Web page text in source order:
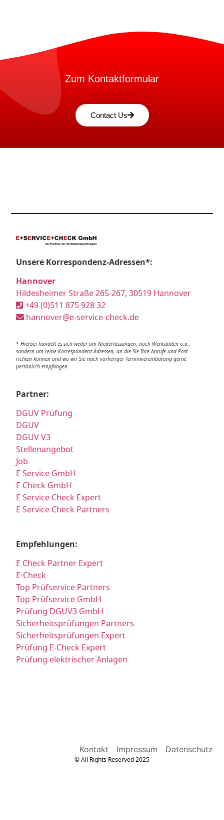
Zum Kontaktformular
Contact Us
Unsere Korrespondenz-Adressen*:
Hannover
Hildesheimer Straße 265-267, 30519 Hannover
+49 (0)511 875 928 32
hannover@e-service-check.de
* Hierbei handelt es sich weder um Niederlassungen, noch Werkstätten o.ä.,
sondern um reine Korrespondenz-Adressen, an die Sie Ihre Anrufe und Post
richten können und wo wir Sie nach vorheriger Terminvereinbarung gerne
persönlich empfangen.
Partner:
DGUV Prüfung
DGUV
DGUV V3
Stellenangebot
Job
E Service GmbH
E Check GmbH
E Service Check Expert
E Service Check Partners
Empfehlungen:
E Check Partner Expert
E-Check
Top Prüfservice Partners
Top Prüfservice GmbH
Prüfung DGUV3 GmbH
Sicherheitsprüfungen Partners
Sicherheitsprüfungen Expert
Prüfung E-Check Expert
Prüfung elektrischer Anlagen
Kontakt Impressum Datenschutz
© All Rights Reserved 2025